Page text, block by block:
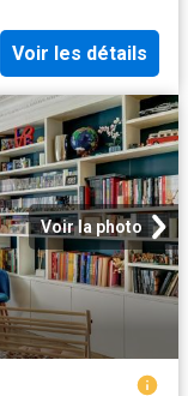
Voir les détails
Voir la photo